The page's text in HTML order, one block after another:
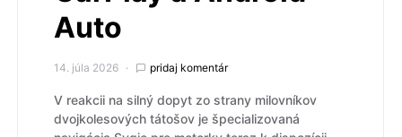
Auto
14. júla 2026 pridaj komentár
V reakcii na silný dopyt zo strany milovníkov
dvojkolesových tátošov je špecializovaná